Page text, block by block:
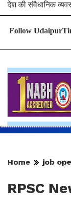
देश की संवैधानिक
Follow
Home job
RPSC